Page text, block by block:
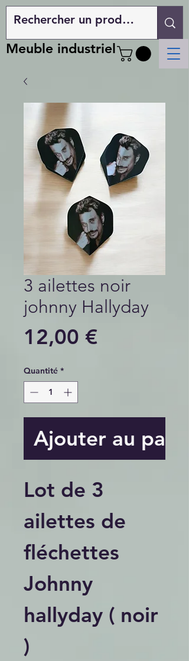
Meuble industriel
3 ailettes noir
johnny Hallyday
12,00 €Prix
Quantité *
Ajouter au
Lot de 3
ailettes de
fléchettes
Johnny
hallyday ( noir
)